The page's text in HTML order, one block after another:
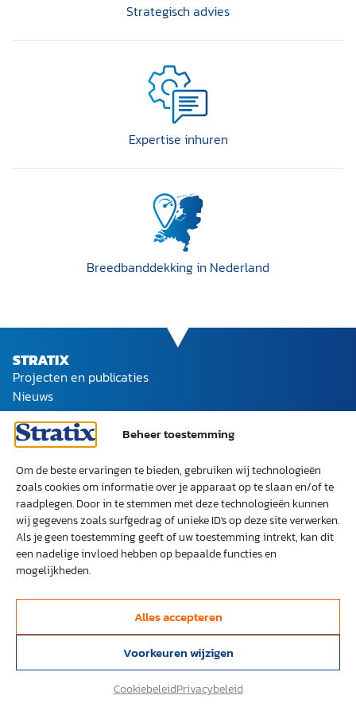
Beheer toestemming
Om de beste ervaringen te bieden, gebruiken wij technologieën
zoals cookies om informatie over je apparaat op te slaan en/of te
raadplegen. Door in te stemmen met deze technologieën kunnen
wij gegevens zoals surfgedrag of unieke ID's op deze site verwerken.
Als je geen toestemming geeft of uw toestemming intrekt, kan dit
een nadelige invloed hebben op bepaalde functies en
mogelijkheden.
Alles accepteren
Voorkeuren wijzigen
CookiebeleidPrivacybeleid
Strategisch advies
Expertise inhuren
Breedband­dekking in Nederland
STRATIX
Projecten en publicaties
Nieuws
Ons team
Werken bij Stratix
SOCIAL
LinkedIn
ONZE EXPERTISES
Digitale weerbaarheid
Datacenters
Telecomnetwerken
ICT architectuur Radiospectrum
Villa Amalia
Stationsplein 62, 3743 KM Baarn
office@stratix.nl
CookiebeleidAlgemene voorwaarden
© Stratix B.V. 2026